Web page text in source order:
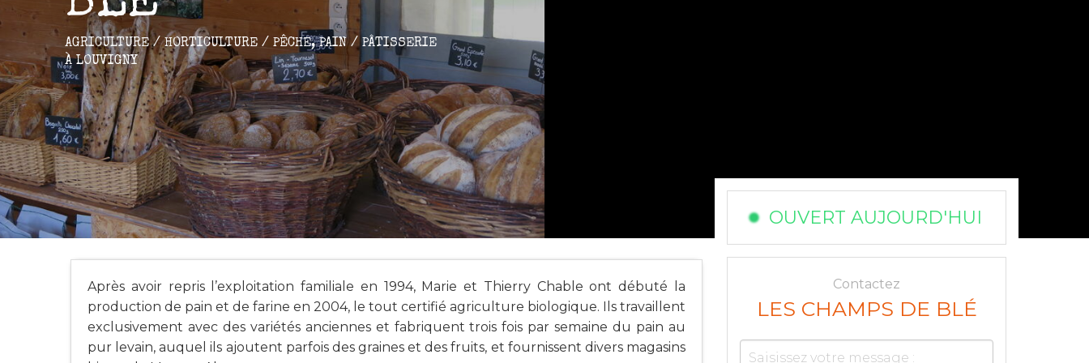
AGRICULTURE / HORTICULTURE / PÊCHE,PAIN / PÂTISSERIE
À LOUVIGNY
Après avoir repris l’exploitation familiale en 1994, Marie et Thierry Chable ont débuté la
production de pain et de farine en 2004, le tout certifié agriculture biologique. Ils travaillent
exclusivement avec des variétés anciennes et fabriquent trois fois par semaine du pain au
pur levain, auquel ils ajoutent parfois des graines et des fruits, et fournissent divers magasins
OUVERT AUJOURD'HUI
Contactez
LES CHAMPS DE BLÉ